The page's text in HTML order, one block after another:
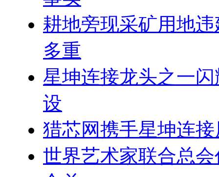
耕地旁现采矿用地
多重
星坤连接龙头之一
设
猎芯网携手星坤连
世界艺术家联合总